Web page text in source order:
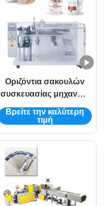
Οριζόντια σακουλών
συσκευασίας μηχανών
Premade μηχανή
τοποθέτησης μέσα σε
Βρείτε την καλύτερη
τιμή